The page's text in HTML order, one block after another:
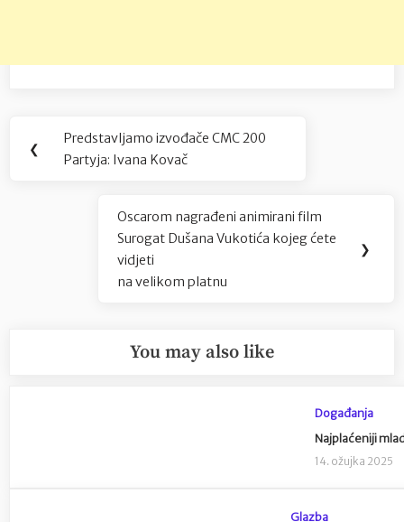
Navigacija
objava
❮
Previous
Post:
Predstavljamo izvođače CMC 200
Partyja: Ivana Kovač
Next
Post:
Oscarom nagrađeni animirani film
Surogat Dušana Vukotića kojeg ćete
vidjeti
na velikom platnu
❯
You may also like
Događanja
Najplaćeniji
14. ožujka 2025
Glazba